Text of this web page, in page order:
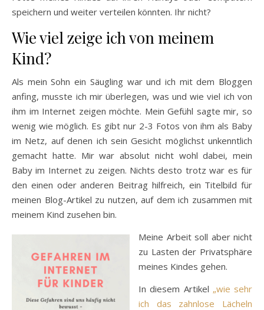
speichern und weiter verteilen könnten. Ihr nicht?
Wie viel zeige ich von meinem
Kind?
Als mein Sohn ein Säugling war und ich mit dem Bloggen
anfing, musste ich mir überlegen, was und wie viel ich von
ihm im Internet zeigen möchte. Mein Gefühl sagte mir, so
wenig wie möglich. Es gibt nur 2-3 Fotos von ihm als Baby
im Netz, auf denen ich sein Gesicht möglichst unkenntlich
gemacht hatte. Mir war absolut nicht wohl dabei, mein
Baby im Internet zu zeigen. Nichts desto trotz war es für
den einen oder anderen Beitrag hilfreich, ein Titelbild für
meinen Blog-Artikel zu nutzen, auf dem ich zusammen mit
meinem Kind zusehen bin.
Meine Arbeit soll aber nicht
zu Lasten der Privatsphäre
meines Kindes gehen.
In diesem Artikel „wie sehr
ich das zahnlose Lächeln